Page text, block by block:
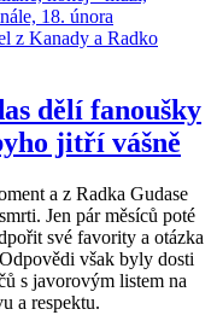
dělí fanoušky
jitří vášně
a z Radka Gudase
Jen pár měsíců poté
své favority a otázka
však byly dosti
s javorovým listem na
a respektu.